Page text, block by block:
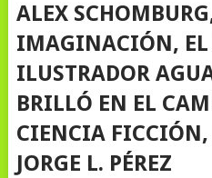
ALEX
IMAGINACIÓN, EL
ILUSTRADOR
BRILLÓ EN EL
CIENCIA FICCIÓN,
JORGE L. PÉREZ